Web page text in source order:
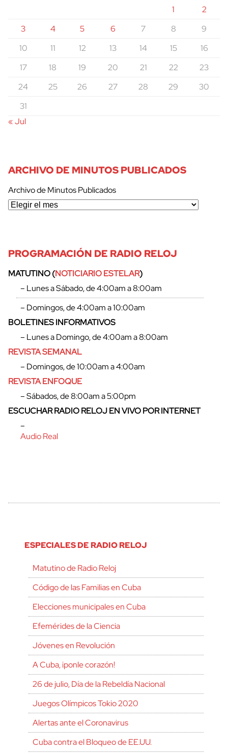
1
2
3
4 5 6 7 8
9
10
11 12 13 14 15
16
17
18 19 20 21 22
23
24
25 26 27 28 29
30
31
« Jul
ARCHIVO DE MINUTOS PUBLICADOS
Archivo de Minutos Publicados
PROGRAMACIÓN DE RADIO RELOJ
MATUTINO (NOTICIARIO ESTELAR)
– Lunes a Sábado, de 4:00am a 8:00am
– Domingos, de 4:00am a 10:00am
BOLETINES INFORMATIVOS
– Lunes a Domingo, de 4:00am a 8:00am
REVISTA SEMANAL
– Domingos, de 10:00am a 4:00am
REVISTA ENFOQUE
– Sábados, de 8:00am a 5:00pm
ESCUCHAR RADIO RELOJ EN VIVO POR INTERNET
–
Audio Real
ESPECIALES DE RADIO RELOJ
Matutino de Radio Reloj
Código de las Familias en Cuba
Elecciones municipales en Cuba
Efemérides de la Ciencia
Jóvenes en Revolución
A Cuba, ¡ponle corazón!
26 de julio, Día de la Rebeldía Nacional
Juegos Olímpicos Tokio 2020
Alertas ante el Coronavirus
Cuba contra el Bloqueo de EE.UU.